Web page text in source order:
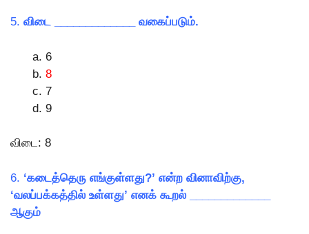
5. விடை _____________ வகைப்படும்.
6
8
7
9
விடை: 8
6. ‘கடைத்தெரு எங்குள்ளது?’ என்ற வினாவிற்கு,
‘வலப்பக்கத்தில் உள்ளது’ எனக் கூறல் _____________
ஆகும்